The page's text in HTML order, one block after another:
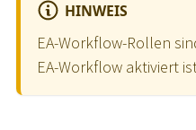
HINWEIS
EA-Workflow-Rollen
EA-Workflow aktiviert